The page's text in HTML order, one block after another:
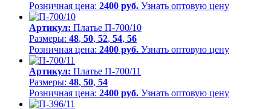
Розничная цена: 2400 руб. Узнать оптовую цену
Артикул: Платье П-700/10
Размеры: 48, 50, 52, 54, 56
Розничная цена: 2400 руб. Узнать оптовую цену
Артикул: Платье П-700/11
Размеры: 48, 50, 54
Розничная цена: 2400 руб. Узнать оптовую цену